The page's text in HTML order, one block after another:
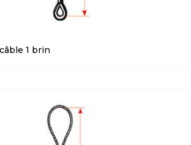
1 brin